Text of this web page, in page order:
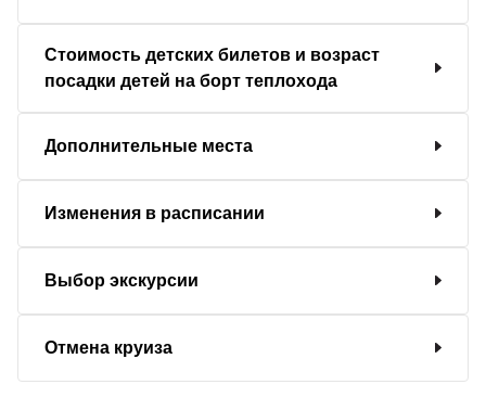
Стоимость детских билетов и возраст
посадки детей на борт теплохода
Дополнительные места
Изменения в расписании
Выбор экскурсии
Отмена круиза